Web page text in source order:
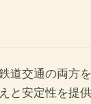
道交通の両方
と安定性を提